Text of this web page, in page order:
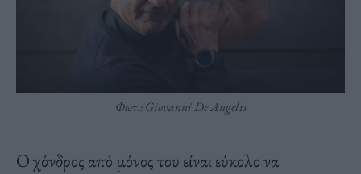
Φωτ.: Giovanni De Angelis
Ο χόνδρος από μόνος του είναι εύκολο να